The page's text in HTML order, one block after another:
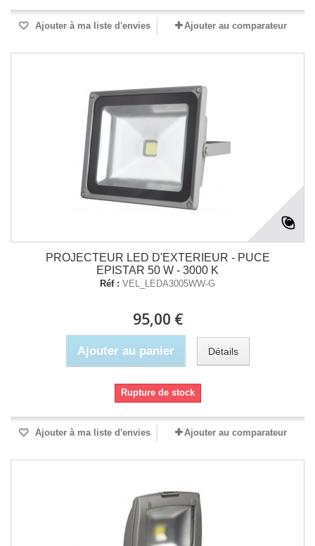
Ajouter à ma liste d'envies Ajouter au comparateur
PROJECTEUR LED D'EXTERIEUR - PUCE
EPISTAR 50 W - 3000 K
Réf : VEL_LEDA3005WW-G
95,00 €
Ajouter au panier Détails
Rupture de stock
Ajouter à ma liste d'envies Ajouter au comparateur